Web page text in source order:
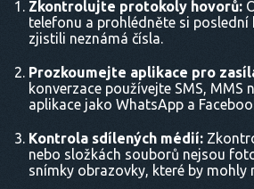
Zkontrolujte protokoly hovorů:
telefonu a prohlédněte si poslední
zjistili neznámá čísla.
Prozkoumejte aplikace pro
konverzace používejte SMS, MMS
aplikace jako WhatsApp a
Kontrola sdílených médií:
nebo složkách souborů nejsou
snímky obrazovky, které by mohly